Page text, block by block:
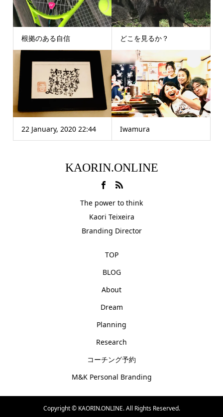
根拠のある自信 どこを見るか？
22 January, 2020 22:44 Iwamura
KAORIN.ONLINE
The power to think
Kaori Teixeira
Branding Director
TOP
BLOG
About
Dream
Planning
Research
コーチング予約
M&K Personal Branding
Copyright ©KAORIN.ONLINE. All Rights Reserved.